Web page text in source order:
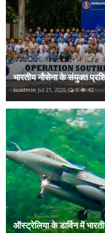
भारतीय नौसेना के संयुक्त
suadmin Jul 21, 2026 0 42
ऑस्ट्रेलिया के डार्विन में